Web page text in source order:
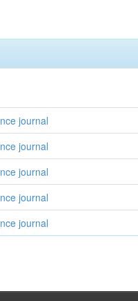
journal
journal
journal
journal
journal